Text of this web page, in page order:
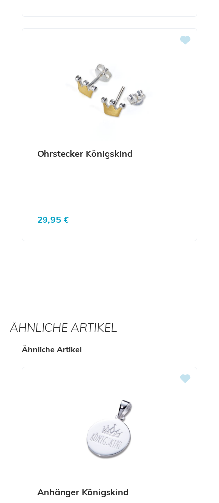
Ohrstecker Königskind
Regulärer Preis:
29,95 €
ÄHNLICHE ARTIKEL
Produktgalerie überspringen
Ähnliche Artikel
Anhänger Königskind